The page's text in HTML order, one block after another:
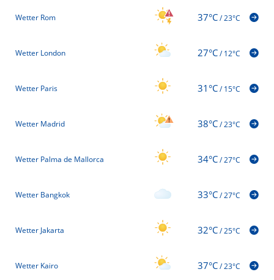
Wetter Rom 37°C/23°C
Wetter London 27°C/12°C
Wetter Paris 31°C/15°C
Wetter Madrid 38°C/23°C
Wetter Palma de Mallorca 34°C/27°C
Wetter Bangkok 33°C/27°C
Wetter Jakarta 32°C/25°C
Wetter Kairo 37°C/23°C